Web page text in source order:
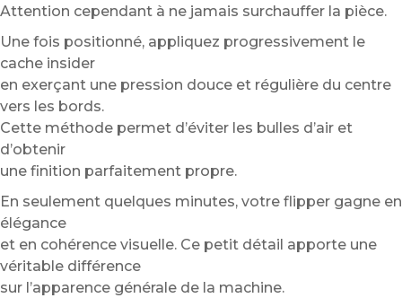
Attention cependant à ne jamais surchauffer la pièce.
Une fois positionné, appliquez progressivement le
cache insider
en exerçant une pression douce et régulière du centre
vers les bords.
Cette méthode permet d’éviter les bulles d’air et
d’obtenir
une finition parfaitement propre.
En seulement quelques minutes, votre flipper gagne en
élégance
et en cohérence visuelle. Ce petit détail apporte une
véritable différence
sur l’apparence générale de la machine.